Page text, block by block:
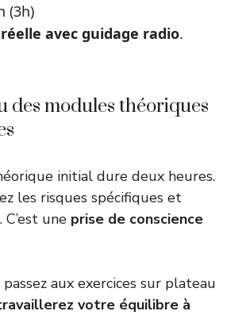
(3h)
avec guidage radio.
des modules théoriques
initial dure deux heures.
les risques spécifiques et
une prise de conscience
aux exercices sur plateau
votre équilibre à